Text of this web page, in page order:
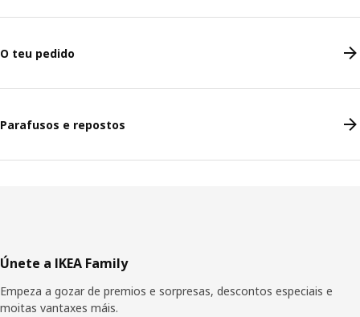
O teu pedido
Parafusos e repostos
Pé
de
páxina
Únete a IKEA Family
Empeza a gozar de premios e sorpresas, descontos especiais e
moitas vantaxes máis.